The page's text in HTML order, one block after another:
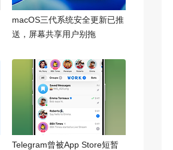
macOS三代系统安全更新已推
送，屏幕共享用户别拖
Telegram曾被App Store短暂